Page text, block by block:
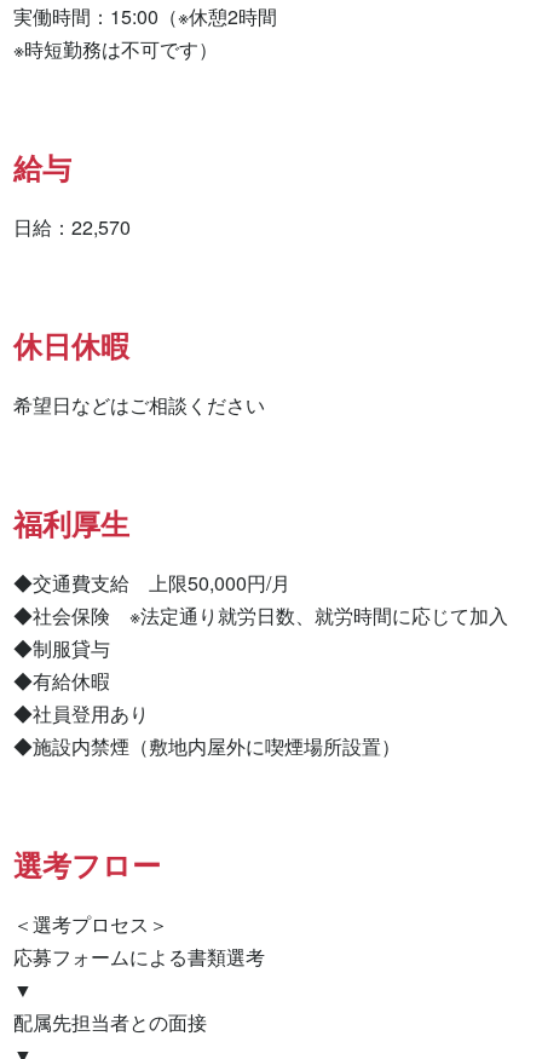
実働時間：15:00（※休憩2時間
※時短勤務は不可です）
給与
日給：22,570
休日休暇
希望日などはご相談ください
福利厚生
◆交通費支給　上限50,000円/月
◆社会保険　※法定通り就労日数、就労時間に応じて加入
◆制服貸与
◆有給休暇
◆社員登用あり
◆施設内禁煙（敷地内屋外に喫煙場所設置）
選考フロー
＜選考プロセス＞
応募フォームによる書類選考
▼
配属先担当者との面接